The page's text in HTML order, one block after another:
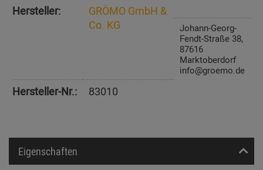
Hersteller:
GRÖMO GmbH &
Co. KG
Johann-Georg-
Fendt-Straße 38,
87616
Marktoberdorf
info@groemo.de
Hersteller-Nr.: 83010
Eigenschaften